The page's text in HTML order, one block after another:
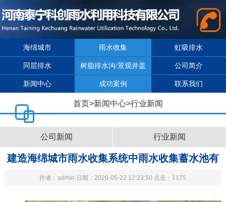
海绵城市 雨水收集 虹吸排水
同层排水 树脂排水沟/景观井盖 公司简介
新闻中心 成功案例 联系我们
首页>新闻中心>行业新闻
公司新闻 行业新闻
建造海绵城市雨水收集系统中雨水收集蓄水池有
什么好处？
作者：admin 日期：2020-05-22 12:23:50 点击：1175